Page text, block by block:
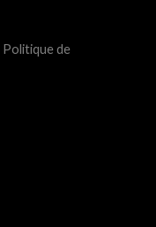
Politique de